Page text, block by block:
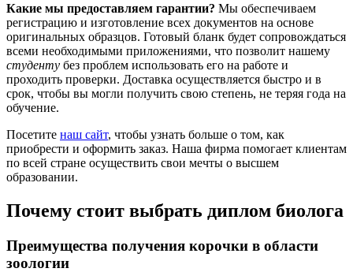
Какие мы предоставляем гарантии? Мы обеспечиваем
регистрацию и изготовление всех документов на основе
оригинальных образцов. Готовый бланк будет сопровождаться
всеми необходимыми приложениями, что позволит нашему
студенту без проблем использовать его на работе и
проходить проверки. Доставка осуществляется быстро и в
срок, чтобы вы могли получить свою степень, не теряя года на
обучение.
Посетите наш сайт, чтобы узнать больше о том, как
приобрести и оформить заказ. Наша фирма помогает клиентам
по всей стране осуществить свои мечты о высшем
образовании.
Почему стоит выбрать диплом биолога
Преимущества получения корочки в области
зоологии